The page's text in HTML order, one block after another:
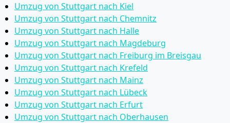
Umzug von Stuttgart nach Kiel
Umzug von Stuttgart nach Chemnitz
Umzug von Stuttgart nach Halle
Umzug von Stuttgart nach Magdeburg
Umzug von Stuttgart nach Freiburg im Breisgau
Umzug von Stuttgart nach Krefeld
Umzug von Stuttgart nach Mainz
Umzug von Stuttgart nach Lübeck
Umzug von Stuttgart nach Erfurt
Umzug von Stuttgart nach Oberhausen